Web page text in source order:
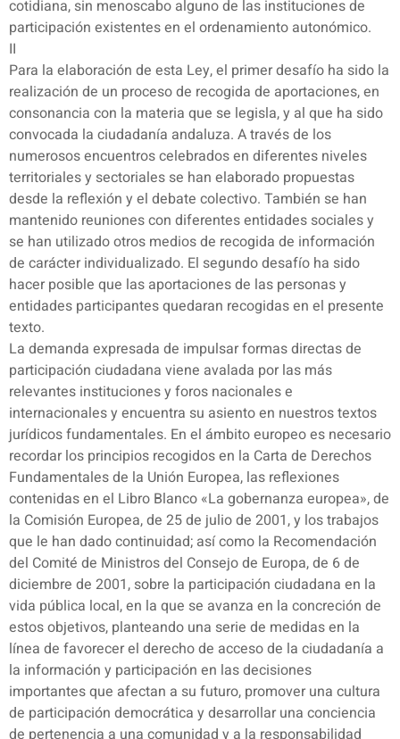
cotidiana, sin menoscabo alguno de las instituciones de
participación existentes en el ordenamiento autonómico.
II
Para la elaboración de esta Ley, el primer desafío ha sido la
realización de un proceso de recogida de aportaciones, en
consonancia con la materia que se legisla, y al que ha sido
convocada la ciudadanía andaluza. A través de los
numerosos encuentros celebrados en diferentes niveles
territoriales y sectoriales se han elaborado propuestas
desde la reflexión y el debate colectivo. También se han
mantenido reuniones con diferentes entidades sociales y
se han utilizado otros medios de recogida de información
de carácter individualizado. El segundo desafío ha sido
hacer posible que las aportaciones de las personas y
entidades participantes quedaran recogidas en el presente
texto.
La demanda expresada de impulsar formas directas de
participación ciudadana viene avalada por las más
relevantes instituciones y foros nacionales e
internacionales y encuentra su asiento en nuestros textos
jurídicos fundamentales. En el ámbito europeo es necesario
recordar los principios recogidos en la Carta de Derechos
Fundamentales de la Unión Europea, las reflexiones
contenidas en el Libro Blanco «La gobernanza europea», de
la Comisión Europea, de 25 de julio de 2001, y los trabajos
que le han dado continuidad; así como la Recomendación
del Comité de Ministros del Consejo de Europa, de 6 de
diciembre de 2001, sobre la participación ciudadana en la
vida pública local, en la que se avanza en la concreción de
estos objetivos, planteando una serie de medidas en la
línea de favorecer el derecho de acceso de la ciudadanía a
la información y participación en las decisiones
importantes que afectan a su futuro, promover una cultura
de participación democrática y desarrollar una conciencia